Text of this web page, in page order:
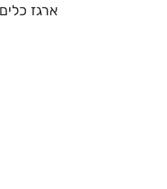
ארגז כלים